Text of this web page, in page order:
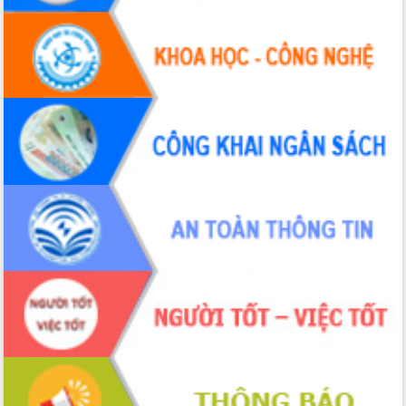
Hội thảo khoa học “Giải pháp thúc đẩy
phát triển nền kinh tế xanh tại tỉnh
Đắk Lắk”
Tăng cường giám sát, đôn đốc thực
hiện nhiệm vụ quản lý tài sản công
hàng tuần
Tháo gỡ những vướng mắc, đẩy mạnh
công tác cải cách thủ tục hành chính
tại Trung tâm Phục vụ hành chính
công tỉnh
Đắk Lắk: Tôn vinh 46 giải pháp tại Hội
thi Sáng tạo Kỹ thuật 2024 - 2025
Đắk Lắk rà soát, điều chỉnh Đề án 190
về phát triển nuôi trồng thủy sản
Phó Chủ tịch UBND tỉnh Đắk Lắk
Trương Công Thái kiểm tra thực địa
Dự án cao tốc Khánh Hòa - Buôn Ma
Thuột
Định vị cà phê Việt Nam như một “di
sản sống” trong dòng chảy toàn cầu